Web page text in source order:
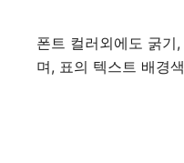
폰트 컬러외에도 굵기,
며, 표의 텍스트 배경색